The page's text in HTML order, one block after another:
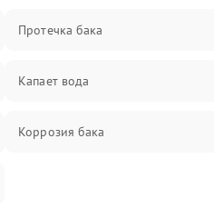
Протечка бака
Капает вода
Коррозия бака